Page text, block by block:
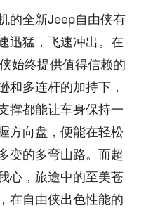
的全新Jeep自由侠有
迅猛，飞速冲出。在
始终提供值得信赖的
和多连杆的加持下，
撑都能让车身保持一
方向盘，便能在轻松
变的多弯山路。而超
心，旅途中的至美苍
在自由侠出色性能的